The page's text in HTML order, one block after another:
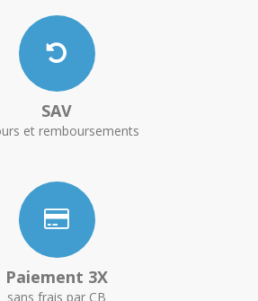
SAV
et remboursements
Paiement 3X
sans frais par CB